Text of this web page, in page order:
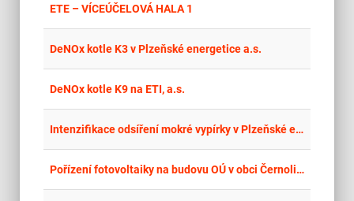
ETE – VÍCEÚČELOVÁ HALA 1
DeNOx kotle K3 v Plzeňské energetice a.s.
DeNOx kotle K9 na ETI, a.s.
Intenzifikace odsíření mokré vypírky v Plzeňské energetice a.s.
Pořízení fotovoltaiky na budovu OÚ v obci Černolice